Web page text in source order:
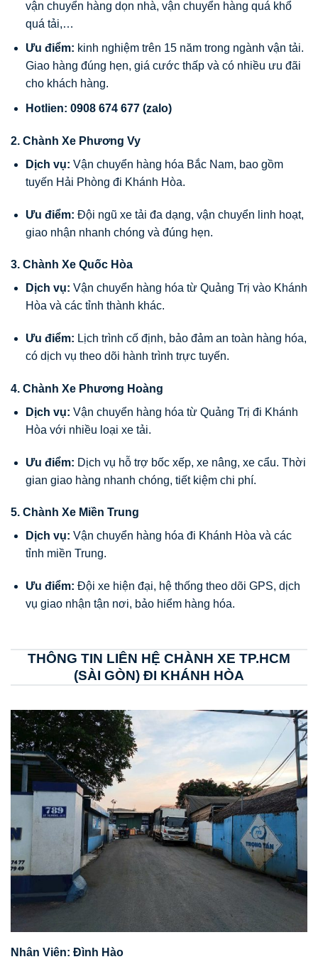
vận chuyển hàng dọn nhà, vận chuyển hàng quá khổ
quá tải,…
Ưu điểm: kinh nghiệm trên 15 năm trong ngành vận tải.
Giao hàng đúng hẹn, giá cước thấp và có nhiều ưu đãi
cho khách hàng.
Hotlien: 0908 674 677 (zalo)
2. Chành Xe Phương Vy
Dịch vụ: Vận chuyển hàng hóa Bắc Nam, bao gồm
tuyến Hải Phòng đi Khánh Hòa.
Ưu điểm: Đội ngũ xe tải đa dạng, vận chuyển linh hoạt,
giao nhận nhanh chóng và đúng hẹn.
3. Chành Xe Quốc Hòa
Dịch vụ: Vận chuyển hàng hóa từ Quảng Trị vào Khánh
Hòa và các tỉnh thành khác.
Ưu điểm: Lịch trình cố định, bảo đảm an toàn hàng hóa,
có dịch vụ theo dõi hành trình trực tuyến.
4. Chành Xe Phương Hoàng
Dịch vụ: Vận chuyển hàng hóa từ Quảng Trị đi Khánh
Hòa với nhiều loại xe tải.
Ưu điểm: Dịch vụ hỗ trợ bốc xếp, xe nâng, xe cẩu. Thời
gian giao hàng nhanh chóng, tiết kiệm chi phí.
5. Chành Xe Miền Trung
Dịch vụ: Vận chuyển hàng hóa đi Khánh Hòa và các
tỉnh miền Trung.
Ưu điểm: Đội xe hiện đại, hệ thống theo dõi GPS, dịch
vụ giao nhận tận nơi, bảo hiểm hàng hóa.
THÔNG TIN LIÊN HỆ CHÀNH XE TP.HCM
(SÀI GÒN) ĐI KHÁNH HÒA
Nhân Viên: Đình Hào